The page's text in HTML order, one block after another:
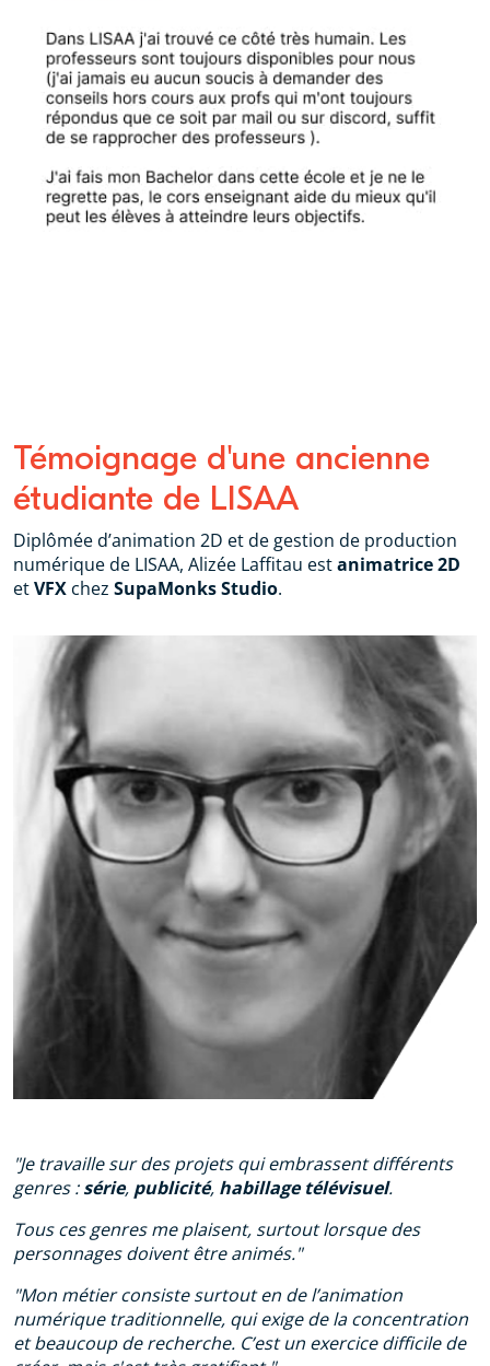
Témoignage d'une ancienne
étudiante de LISAA
Diplômée d’animation 2D et de gestion de production
numérique de LISAA, Alizée Laffitau estanimatrice 2D
etVFX chez SupaMonks Studio.
"Je travaille sur des projets qui embrassent différents
genres :série, publicité, habillage télévisuel.
Tous ces genres me plaisent, surtout lorsque des
personnages doivent être animés."
"Mon métier consiste surtout en de l’animation
numérique traditionnelle, qui exige de la concentration
et beaucoup de recherche. C’est un exercice difficile de